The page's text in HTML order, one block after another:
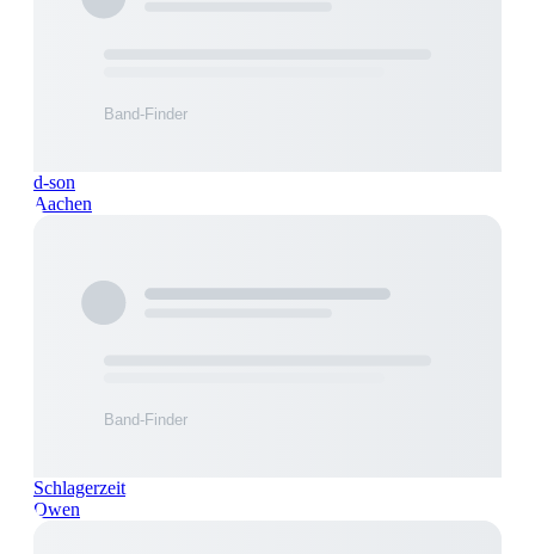
d-son
Aachen
Schlagerzeit
Owen